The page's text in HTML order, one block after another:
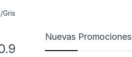
Gris
Nuevas Promociones